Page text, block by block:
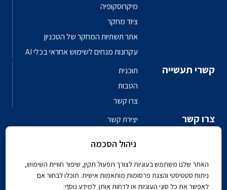
מיקרוסקופיה
ציוד מחקר
אתר תשתיות המחקר של הטכניון
עקרונות מנחים לשימוש אחראי בכלי AI
קשרי תעשייה
תוכנית
הטבות
צרו קשר
צרו קשר
יצירת קשר
ספר טלפונים פקולטי
ניהול הסכמה
האתר שלנו משתמש בעוגיות לצורך תפעול תקין, שיפור חוויית השימוש,
ניתוח סטטיסטי והצגת פרסומות מותאמות אישית. תוכלו לבחור אם
לאפשר את כל סוגי העוגיות או לדחות אותן. למידע נוסף: